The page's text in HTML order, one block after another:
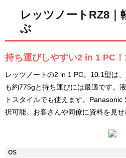
レッツノートRZ8｜
ぶ
持ち運びしやすい2 in 1 PC
レッツノートの2 in 1 PC。10.1型は
も約775gと持ち運びには最適です。
トスタイルでも使えます。
択可能。お客さんや同僚に資料を見せ
OS